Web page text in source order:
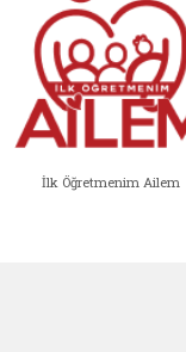
İlk Öğretmenim Ailem